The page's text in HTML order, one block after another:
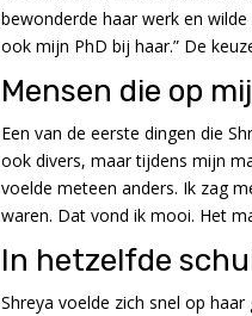
bewonderde haar werk en
ook mijn PhD bij haar.” De
Mensen die op
Een van de eerste dingen die
ook divers, maar tijdens mijn
voelde meteen anders. Ik zag
waren. Dat vond ik mooi. Het
In hetzelfde
Shreya voelde zich snel op